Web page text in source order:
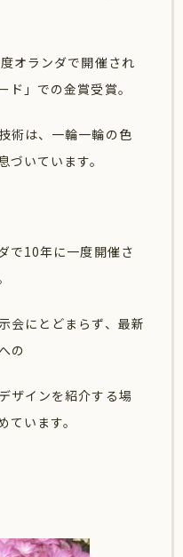
オランダで開催され
ド」での金賞受賞。
術は、一輪一輪の色
いています。
で10年に一度開催さ
会にとどまらず、最新
の
ザインを紹介する場
います。